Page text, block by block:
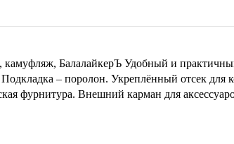
БалалайкерЪ Удобный и
– поролон. Укреплённый отсек для
фурнитура. Внешний карман для